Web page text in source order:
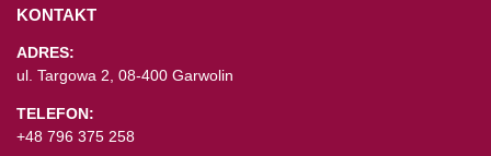
KONTAKT
ADRES:
ul. Targowa 2, 08-400 Garwolin
TELEFON:
+48 796 375 258